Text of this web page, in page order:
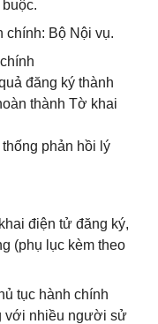
chính: Bộ Nội vụ.
đăng ký thành
thành Tờ khai
phản hồi lý
điện tử đăng ký,
(phụ lục kèm theo
tục hành chính
với nhiều người sử